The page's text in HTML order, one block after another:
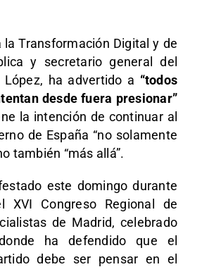
la Transformación Digital y de
y secretario general del
López, ha advertido a “todos
desde fuera presionar”
la intención de continuar al
de España “no solamente
también “más allá”.
este domingo durante
XVI Congreso Regional de
de Madrid, celebrado
ha defendido que el
debe ser pensar en el